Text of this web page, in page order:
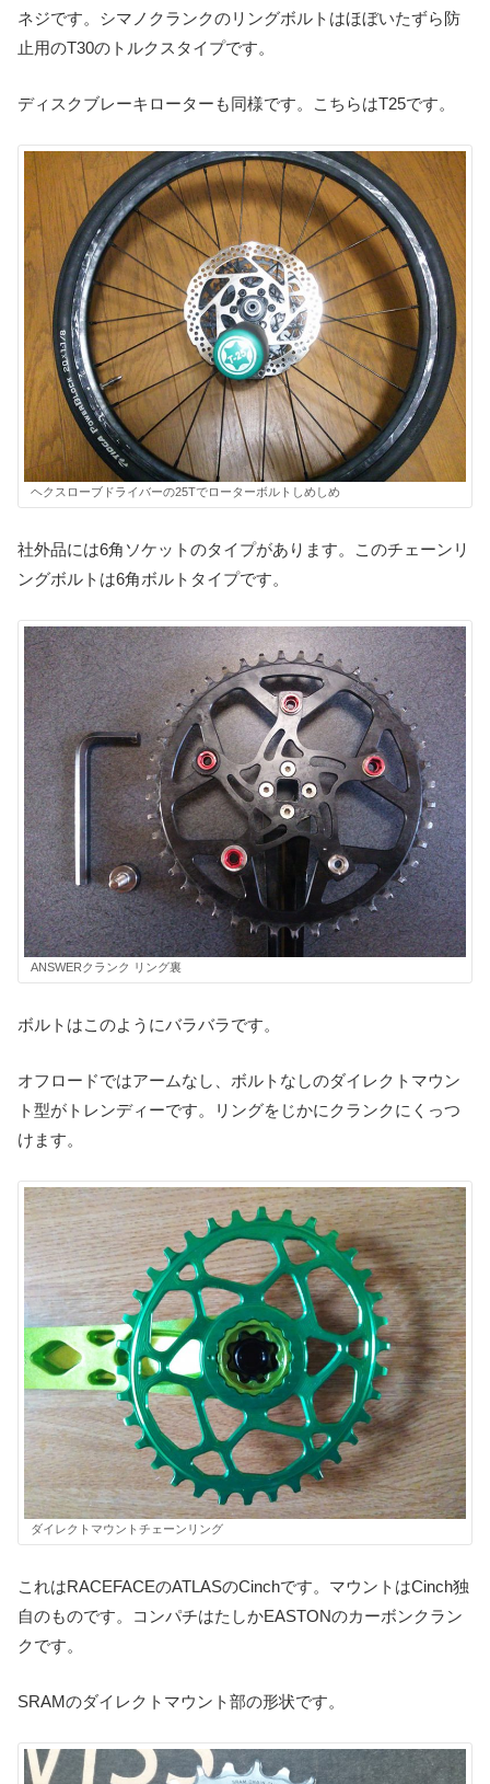
ネジです。シマノクランクのリングボルトはほぼいたずら防
止用のT30のトルクスタイプです。
ディスクブレーキローターも同様です。こちらはT25です。
ヘクスローブドライバーの25Tでローターボルトしめしめ
社外品には6角ソケットのタイプがあります。このチェーンリ
ングボルトは6角ボルトタイプです。
ANSWERクランク リング裏
ボルトはこのようにバラバラです。
オフロードではアームなし、ボルトなしのダイレクトマウン
ト型がトレンディーです。リングをじかにクランクにくっつ
けます。
ダイレクトマウントチェーンリング
これはRACEFACEのATLASのCinchです。マウントはCinch独
自のものです。コンパチはたしかEASTONのカーボンクラン
クです。
SRAMのダイレクトマウント部の形状です。